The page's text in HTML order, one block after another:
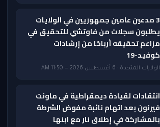
3 مدعين عامين جمهوريين في الولايات
يطلبون سجلات من فاوتشي للتحقيق في
مزاعم تحقيقه أرباحًا من إرشادات
كوفيد-19
الولايات المتحدة · 6 أغسطس 2026 — 11:50 AM
انتقادات لقيادة ديمقراطية في ماونت
فيرنون بعد اتهام نائبة مفوض الشرطة
بالمشاركة في إطلاق نار مع ابنها